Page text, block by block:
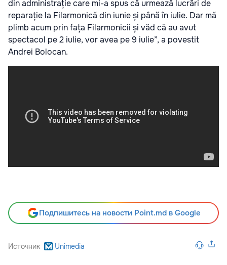
din administrație care mi-a spus că urmează lucrări de
reparație la Filarmonică din iunie și până în iulie. Dar mă
plimb acum prin fața Filarmonicii și văd că au avut
spectacol pe 2 iulie, vor avea pe 9 iulie”, a povestit
Andrei Bolocan.
Подпишитесь на новости Point.md в Google
Источник Unimedia